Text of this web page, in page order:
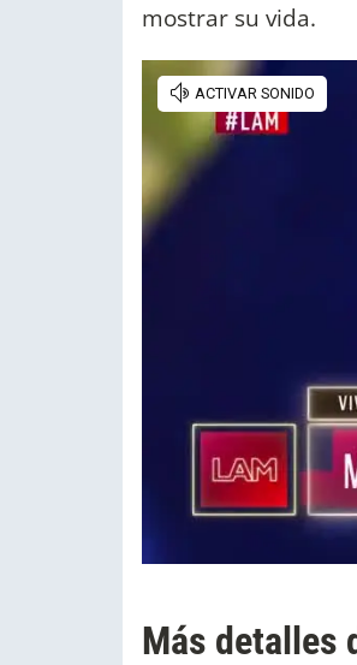
mostrar su vida.
Más detalles